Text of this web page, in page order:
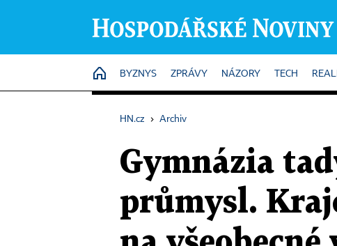
HOME
BYZNYS ZPRÁVY NÁZORY TECH
HN.cz › Archiv
Gymnázia
průmysl.